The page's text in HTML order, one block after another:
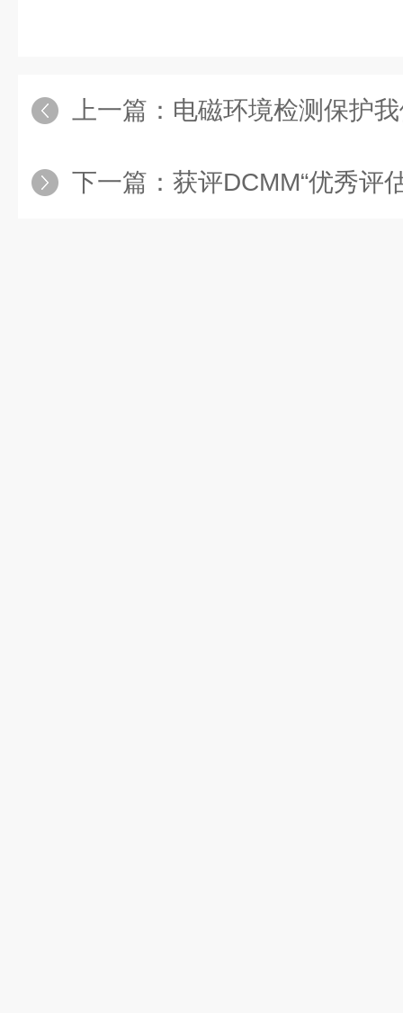
上一篇： 电磁环境检测保护
下一篇： 获评DCMM“优秀评估机构” | 广